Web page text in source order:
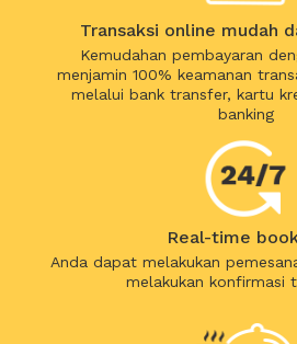
Transaksi online mudah
Kemudahan pembayaran
menjamin 100% keamanan
melalui bank transfer, kartu
banking
Real-time
Anda dapat melakukan
melakukan konfirmasi